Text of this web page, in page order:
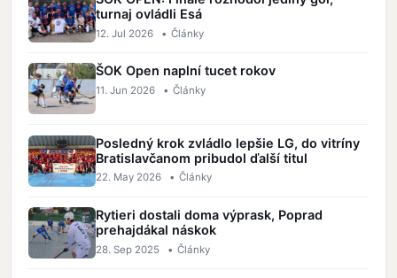
turnaj ovládli Esá
12. Jul 2026 • Články
ŠOK Open naplní tucet rokov
11. Jun 2026 • Články
Posledný krok zvládlo lepšie LG, do vitríny
Bratislavčanom pribudol ďalší titul
22. May 2026 • Články
Rytieri dostali doma výprask, Poprad
prehajdákal náskok
28. Sep 2025 • Články